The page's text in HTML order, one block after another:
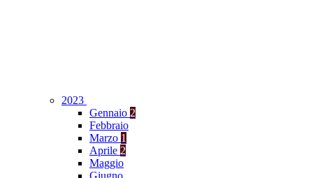
2023
Gennaio 2
Febbraio
Marzo 1
Aprile 2
Maggio